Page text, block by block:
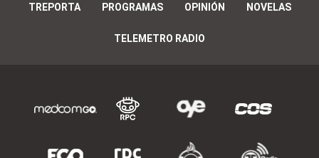
TREPORTA PROGRAMAS OPINIÓN NOVELAS
TELEMETRO RADIO